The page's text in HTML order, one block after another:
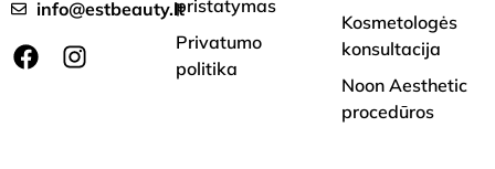
info@estbeauty.ltpristatymas
Privatumo
politika
Kosmetologės
konsultacija
Noon Aesthetic
procedūros